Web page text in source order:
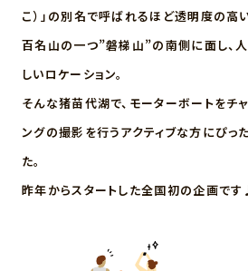
0
こ）」の別名で呼ばれるほど透明度の高
百名山の一つ”磐梯山”の南側に面し、
しいロケーション。
そんな猪苗代湖で、モーターボートをチャ
ングの撮影を行うアクティブな方にぴっ
た。
昨年からスタートした全国初の企画です